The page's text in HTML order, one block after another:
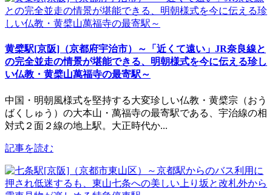
黄檗駅[京阪]（京都府宇治市）～「近くて遠い」JR奈良線と
の完全並走の情景が堪能できる、明朝様式を今に伝える珍し
い仏教・黄檗山萬福寺の最寄駅～
中国・明朝風様式を堅持する大変珍しい仏教・黄檗宗（おう
ばくしゅう）の大本山・萬福寺の最寄駅である、宇治線の相
対式２面２線の地上駅。大正時代か...
記事を読む